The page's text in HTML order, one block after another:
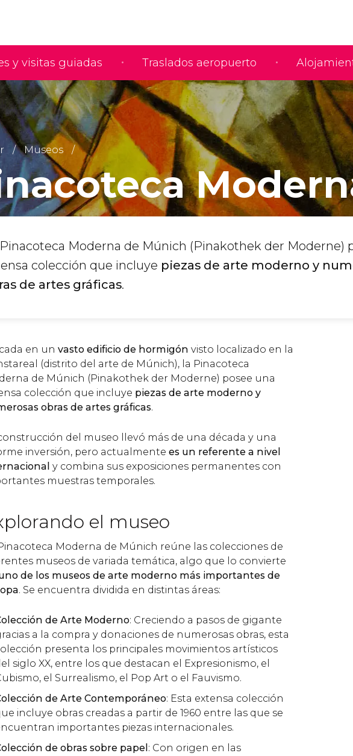
y visitas guiadas Traslados aeropuerto
Museos
Moderna de Múnich (Pinakothek der Moderne)
colección que incluye piezas de arte moderno y
de artes gráficas.
en un vasto edificio de hormigón visto localizado en la
(distrito del arte de Múnich), la Pinacoteca
de Múnich (Pinakothek der Moderne) posee una
colección que incluye piezas de arte moderno y
obras de artes gráficas.
del museo llevó más de una década y una
inversión, pero actualmente es un referente a nivel
y combina sus exposiciones permanentes con
muestras temporales.
el museo
Moderna de Múnich reúne las colecciones de
museos de variada temática, algo que lo convierte
de los museos de arte moderno más importantes de
. Se encuentra dividida en distintas áreas:
de Arte Moderno: Creciendo a pasos de gigante
a la compra y donaciones de numerosas obras, esta
presenta los principales movimientos artísticos
siglo XX, entre los que destacan el Expresionismo, el
el Surrealismo, el Pop Art o el Fauvismo.
de Arte Contemporáneo: Esta extensa colección
incluye obras creadas a partir de 1960 entre las que se
importantes piezas internacionales.
de obras sobre papel : Con origen en las